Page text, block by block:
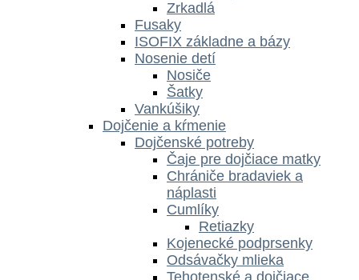
Zrkadlá
Fusaky
ISOFIX základne a bázy
Nosenie detí
Nosiče
Šatky
Vankúšiky
Dojčenie a kŕmenie
Dojčenské potreby
Čaje pre dojčiace matky
Chrániče bradaviek a
náplasti
Cumlíky
Retiazky
Kojenecké podprsenky
Odsávačky mlieka
Tehotenské a dojčiace